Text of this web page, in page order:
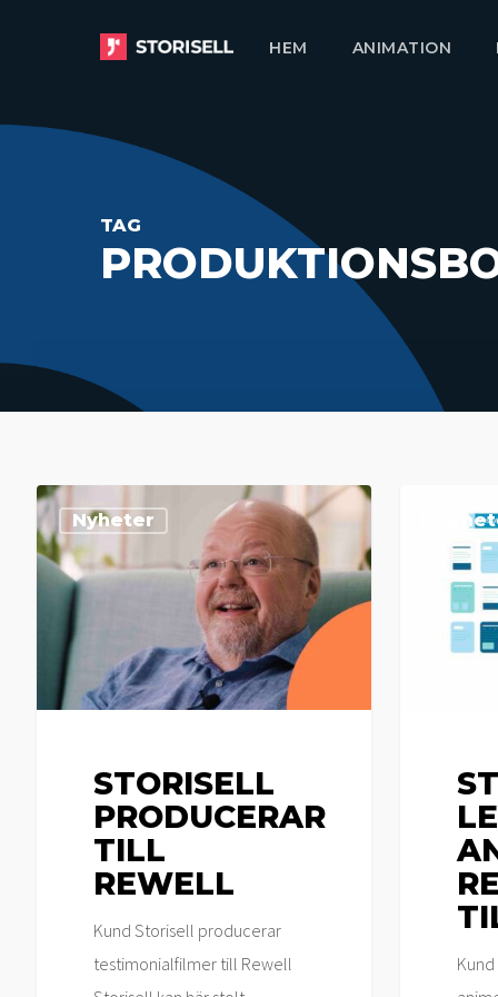
HEM ANIMATION
TAG
Storisell
producerar
till
Rewell
Nyheter
STORISELL
PRODUCERAR
TILL
REWELL
Kund Storisell producerar
testimonialfilmer till Rewell
animerad
reklamfilm